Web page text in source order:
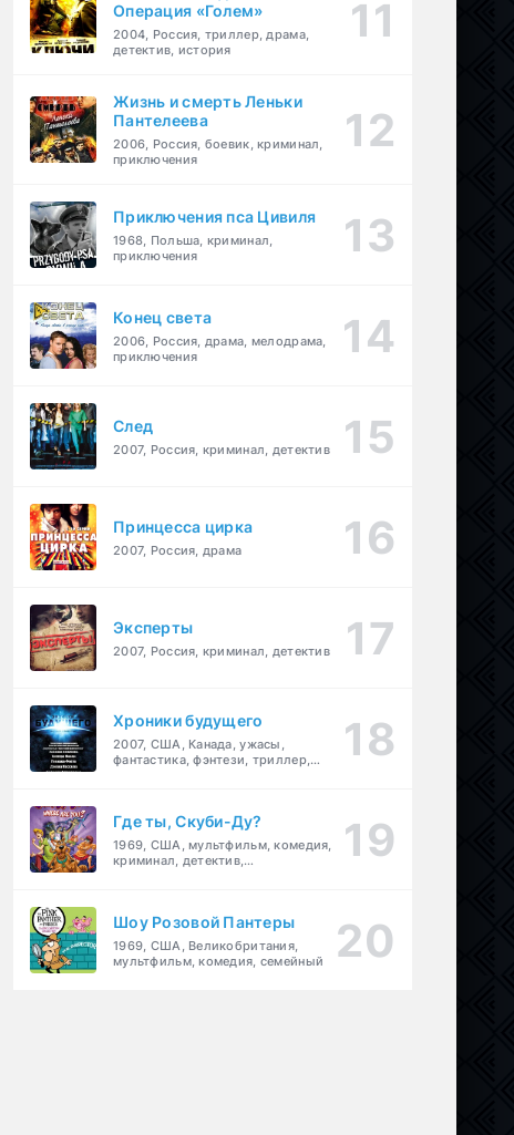
Операция «Голем»
2004, Россия, триллер, драма,
детектив, история
Жизнь и смерть Леньки
Пантелеева
2006, Россия, боевик, криминал,
приключения
Приключения пса Цивиля
1968, Польша, криминал,
приключения
Конец света
2006, Россия, драма, мелодрама,
приключения
След
2007, Россия, криминал, детектив
Принцесса цирка
2007, Россия, драма
Эксперты
2007, Россия, криминал, детектив
Хроники будущего
2007, США, Канада, ужасы,
фантастика, фэнтези, триллер,
Где ты, Скуби-Ду?
1969, США, мультфильм, комедия,
криминал, детектив,
Шоу Розовой Пантеры
1969, США, Великобритания,
мультфильм, комедия, семейный